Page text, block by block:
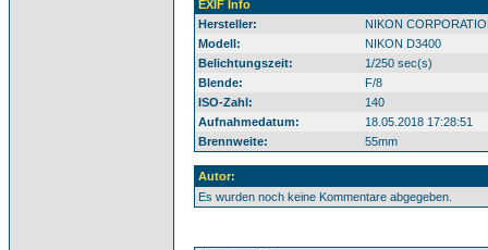
EXIF Info
Hersteller:
NIKON
Modell:
NIKON D3400
Belichtungszeit:
1/250 sec(s)
Blende:
F/8
ISO-Zahl:
140
Aufnahmedatum:
18.05.2018 17:28:51
Brennweite:
55mm
Autor:
Es wurden noch keine Kommentare abgegeben.